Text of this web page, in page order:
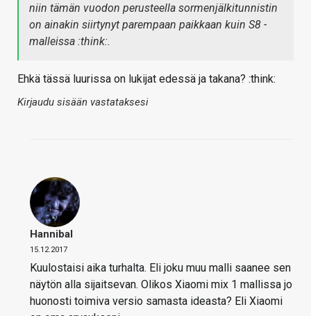
niin tämän vuodon perusteella sormenjälkitunnistin
on ainakin siirtynyt parempaan paikkaan kuin S8 -
malleissa :think:.
Ehkä tässä luurissa on lukijat edessä ja takana? :think:
Kirjaudu sisään vastataksesi
Hannibal
15.12.2017
Kuulostaisi aika turhalta. Eli joku muu malli saanee sen
näytön alla sijaitsevan. Olikos Xiaomi mix 1 mallissa jo
huonosti toimiva versio samasta ideasta? Eli Xiaomi